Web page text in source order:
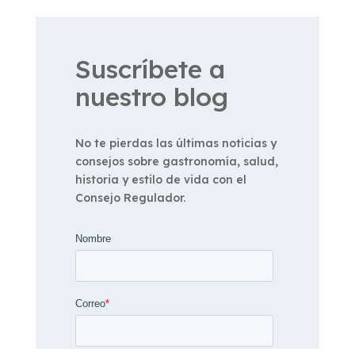
Suscríbete a
nuestro blog
No te pierdas las últimas noticias y
consejos sobre gastronomía, salud,
historia y estilo de vida con el
Consejo Regulador.